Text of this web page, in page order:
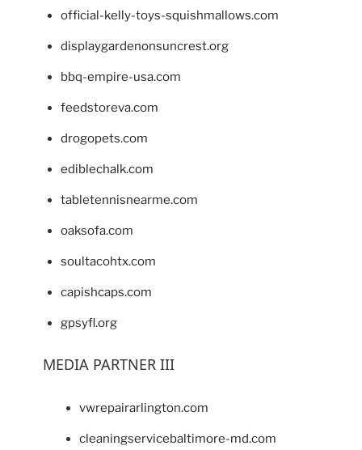
official-kelly-toys-squishmallows.com
displaygardenonsuncrest.org
bbq-empire-usa.com
feedstoreva.com
drogopets.com
ediblechalk.com
tabletennisnearme.com
oaksofa.com
soultacohtx.com
capishcaps.com
gpsyfl.org
MEDIA PARTNER III
vwrepairarlington.com
cleaningservicebaltimore-md.com